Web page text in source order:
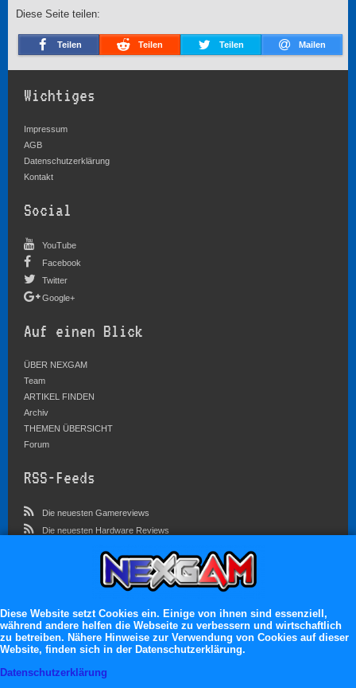
Diese Seite teilen:
Teilen Teilen Teilen Mailen
Wichtiges
Impressum
AGB
Datenschutzerklärung
Kontakt
Social
YouTube
Facebook
Twitter
Google+
Auf einen Blick
ÜBER NEXGAM
Team
ARTIKEL FINDEN
Archiv
THEMEN ÜBERSICHT
Forum
RSS-Feeds
Die neuesten Gamereviews
Die neuesten Hardware Reviews
Im Forum sind zur Zeit 3757 Benutzer online
Es erwarten dich:
13.119 registrierte Mitglieder
71.049 Themen
Diese Website setzt Cookies ein. Einige von ihnen sind essenziell,
während andere helfen die Webseite zu verbessern und wirtschaftlich
zu betreiben. Nähere Hinweise zur Verwendung von Cookies auf dieser
Website, finden sich in der Datenschutzerklärung.
Datenschutzerklärung